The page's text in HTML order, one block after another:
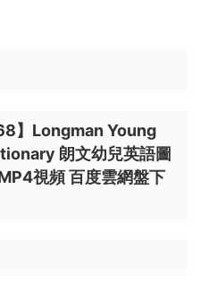
】Longman Young
朗文幼兒英語圖
視頻 百度雲網盤下